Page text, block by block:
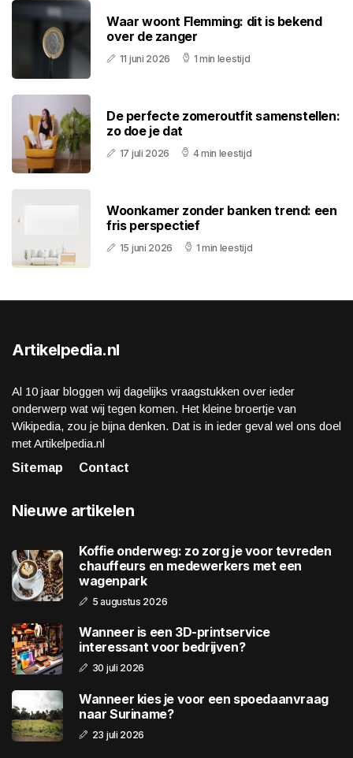
Waar woont Flemming: dit is bekend
over de zanger
11 juni 2026 1 min leestijd
De perfecte zomeroutfit samenstellen:
zo doe je dat
17 juli 2026 4 min leestijd
Woonkamer zonder banken trend: een
fris perspectief
15 juni 2026 1 min leestijd
Artikelpedia.nl
Al 10 jaar bloggen wij dagelijks vraagstukken over ieder
onderwerp wat wij tegen komen. Het kleine broertje van
Wikipedia, zou je bijna denken. Dat is in ieder geval wel ons doel
met Artikelpedia.nl
Sitemap
Contact
Nieuwe artikelen
Koffie onderweg: zo zorg je voor tevreden
chauffeurs en medewerkers met een
wagenpark
5 augustus 2026
Wanneer is een 3D-printservice
interessant voor bedrijven?
30 juli 2026
Wanneer kies je voor een spoedaanvraag
naar Suriname?
23 juli 2026